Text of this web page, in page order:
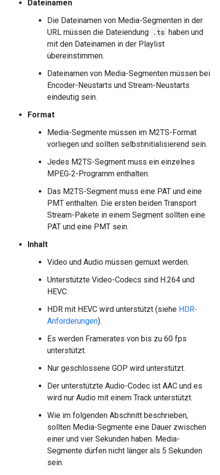
Dateinamen
Die Dateinamen von Media-Segmenten in der
URL müssen die Dateiendung .ts haben und
mit den Dateinamen in der Playlist
übereinstimmen.
Dateinamen von Media-Segmenten müssen bei
Encoder-Neustarts und Stream-Neustarts
eindeutig sein.
Format
Media-Segmente müssen im M2TS-Format
vorliegen und sollten selbstinitialisierend sein.
Jedes M2TS-Segment muss ein einzelnes
MPEG‑2-Programm enthalten.
Das M2TS-Segment muss eine PAT und eine
PMT enthalten. Die ersten beiden Transport
Stream-Pakete in einem Segment sollten eine
PAT und eine PMT sein.
Inhalt
Video und Audio müssen gemuxt werden.
Unterstützte Video-Codecs sind H.264 und
HEVC.
HDR mit HEVC wird unterstützt (siehe HDR-
Anforderungen).
Es werden Framerates von bis zu 60 fps
unterstützt.
Nur geschlossene GOP wird unterstützt.
Der unterstützte Audio-Codec ist AAC und es
wird nur Audio mit einem Track unterstützt.
Wie im folgenden Abschnitt beschrieben,
sollten Media-Segmente eine Dauer zwischen
einer und vier Sekunden haben. Media-
Segmente dürfen nicht länger als 5 Sekunden
sein.